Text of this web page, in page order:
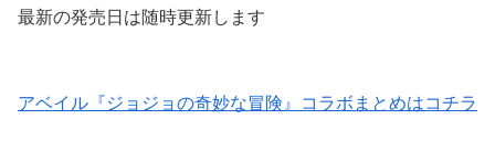
最新の発売日は随時更新します
アベイル『ジョジョの奇妙な冒険』コラボまとめはコチラ